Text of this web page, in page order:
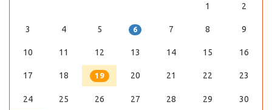
1
2
3 4 5 6 7 8 9
10 11 12 13 14 15 16
17 18 19 20 21 22 23
24 25 26 27 28 29 30